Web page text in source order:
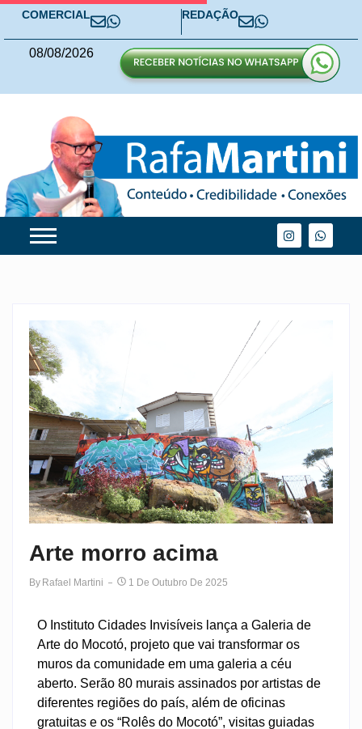
COMERCIAL REDAÇÃO
08/08/2026
Arte morro acima
By Rafael Martini 1 De Outubro De 2025
O Instituto Cidades Invisíveis lança a Galeria de
Arte do Mocotó, projeto que vai transformar os
muros da comunidade em uma galeria a céu
aberto. Serão 80 murais assinados por artistas de
diferentes regiões do país, além de oficinas
gratuitas e os “Rolês do Mocotó”, visitas guiadas